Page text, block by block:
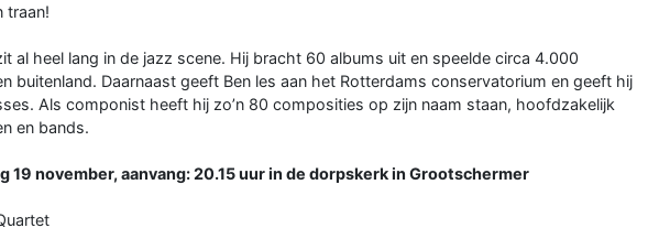
traan!
al heel lang in de jazz scene. Hij bracht 60 albums uit en speelde circa 4.000
buitenland. Daarnaast geeft Ben les aan het Rotterdams conservatorium en geeft hij
Als componist heeft hij zo’n 80 composities op zijn naam staan, hoofdzakelijk
en bands.
19 november, aanvang: 20.15 uur in de dorpskerk in Grootschermer